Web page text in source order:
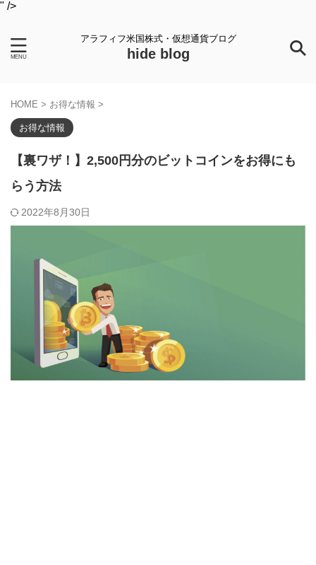
" />
アラフィフ米国株式・仮想通貨ブログ
hide blog
HOME > お得な情報 >
お得な情報
【裏ワザ！】2,500円分のビットコインをお得にも
らう方法
2022年8月30日